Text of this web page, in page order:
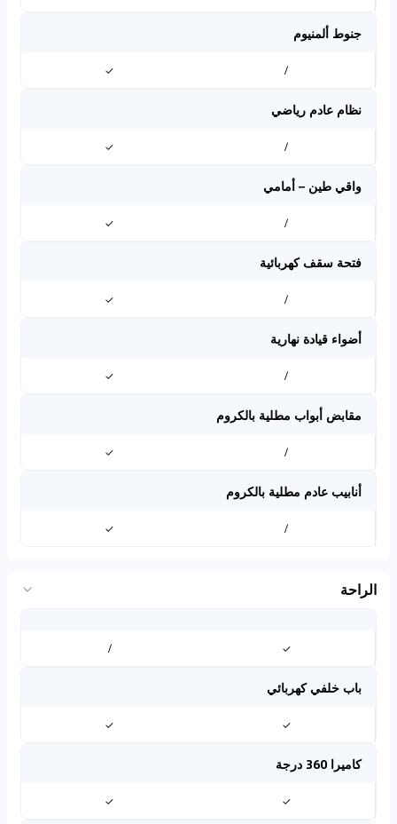
جنوط ألمنيوم
/
✓
نظام عادم رياضي
/
✓
واقي طين – أمامي
/
✓
فتحة سقف كهربائية
/
✓
أضواء قيادة نهارية
/
✓
مقابض أبواب مطلية بالكروم
/
✓
أنابيب عادم مطلية بالكروم
/
✓
الراحة
✓
/
باب خلفي كهربائي
✓
✓
كاميرا 360 درجة
✓
✓